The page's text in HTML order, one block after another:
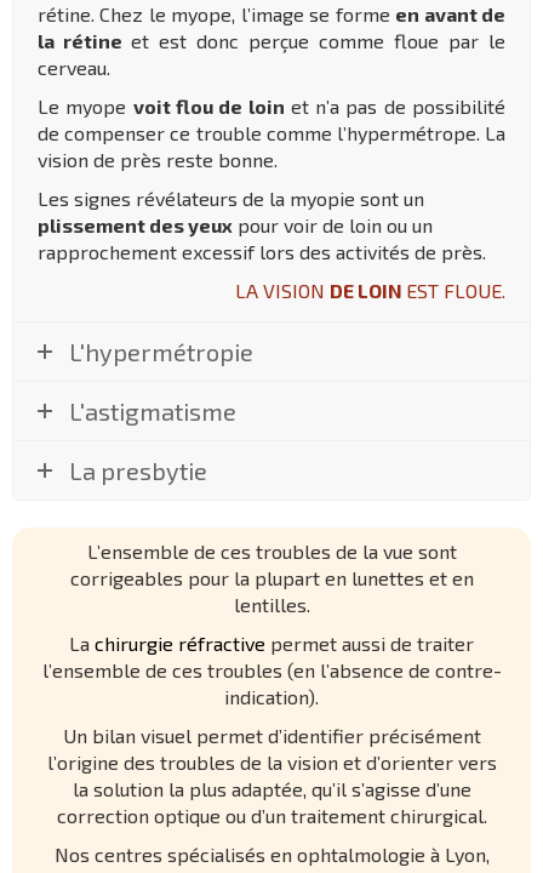
rétine. Chez le myope, l’image se forme en avant de
la rétine et est donc perçue comme floue par le
cerveau.
Le myope voit flou de loin et n’a pas de possibilité
de compenser ce trouble comme l’hypermétrope. La
vision de près reste bonne.
Les signes révélateurs de la myopie sont un
plissement des yeux pour voir de loin ou un
rapprochement excessif lors des activités de près.
LA VISION DE LOIN EST FLOUE.
L'hypermétropie
L'astigmatisme
La presbytie
L’ensemble de ces troubles de la vue sont
corrigeables pour la plupart en lunettes et en
lentilles.
La chirurgie réfractive permet aussi de traiter
l’ensemble de ces troubles (en l’absence de contre-
indication).
Un bilan visuel permet d’identifier précisément
l’origine des troubles de la vision et d’orienter vers
la solution la plus adaptée, qu’il s’agisse d’une
correction optique ou d’un traitement chirurgical.
Nos centres spécialisés en ophtalmologie à Lyon,